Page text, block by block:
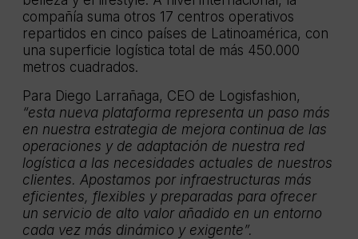
compañía suma otros 17 centros operativos
repartidos en cinco países de Latinoamérica, con
una superficie logística total de más 450.000
metros cuadrados.
Para Diego Larrañaga, CEO de Logisfashion,
“esta nueva plataforma representa un paso más
en nuestra estrategia de mejora continua de las
operaciones y de adaptación de nuestra red
logística a las necesidades actuales de nuestros
clientes. Apostamos por infraestructuras más
eficientes, flexibles y preparadas para ofrecer
un servicio de alto valor añadido en un entorno
cada vez más dinámico y exigente”.